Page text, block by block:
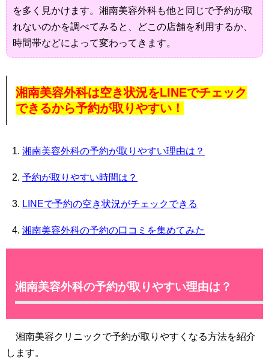
を多く見かけます。湘南美容外科も他と同じで予約が取
れないのかを調べてみると、どこの店舗を利用するか、
時間帯などによって変わってきます。
湘南美容外科は空き状況をLINEでチェック
できるから予約が取りやすい！
湘南美容外科の予約が取りやすい理由は？
予約が取りやすい時間は？
LINEで予約の空き状況がチェックできる
湘南美容外科の予約の口コミを集めてみた
湘南美容外科の予約が取りやすい理由は？
湘南美容クリニックで予約が取りやすくなる方法を紹介
します。